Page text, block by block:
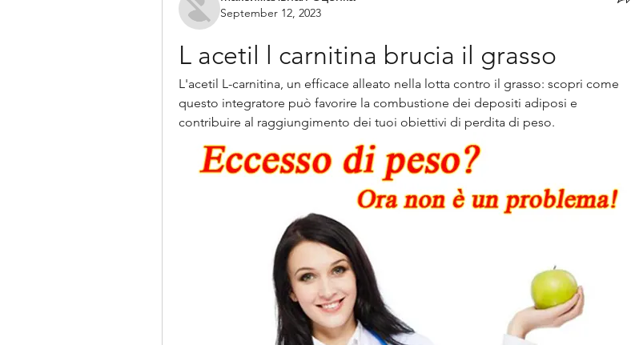
September 12, 2023
L acetil l carnitina brucia il grasso
L'acetil L-carnitina, un efficace alleato nella lotta contro il grasso: scopri come
questo integratore può favorire la combustione dei depositi adiposi e
contribuire al raggiungimento dei tuoi obiettivi di perdita di peso.